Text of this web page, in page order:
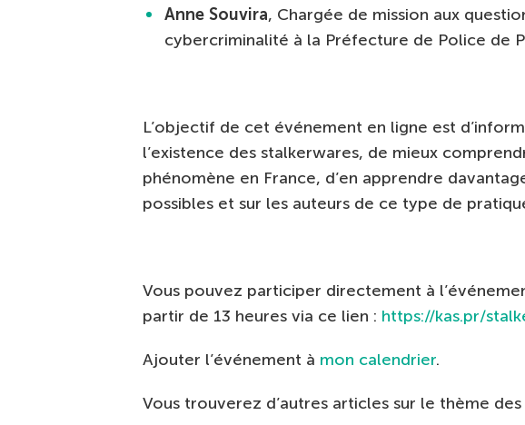
Anne Souvira, Chargée de mission aux
cybercriminalité à la Préfecture de Police de
L’objectif de cet événement en ligne est
l’existence des stalkerwares, de mieux
phénomène en France, d’en apprendre
possibles et sur les auteurs de ce type de
Vous pouvez participer directement à
partir de 13 heures via ce lien : https://kas.pr/
Ajouter l’événement à mon calendrier.
Vous trouverez d’autres articles sur le thème